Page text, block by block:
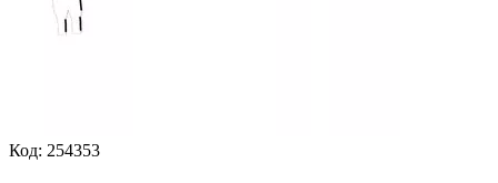
Код: 254353